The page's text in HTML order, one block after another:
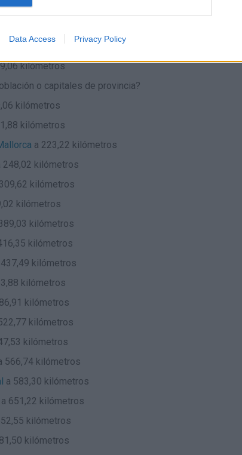
Data Access Privacy Policy
de Mogoda
a 7,71 kilómetros
kilómetros
o capitales de provincia?
kilómetros
kilómetros
a 223,22 kilómetros
248,02 kilómetros
kilómetros
kilómetros
kilómetros
kilómetros
kilómetros
kilómetros
kilómetros
kilómetros
kilómetros
566,74 kilómetros
a 583,30 kilómetros
a 651,22 kilómetros
kilómetros
kilómetros